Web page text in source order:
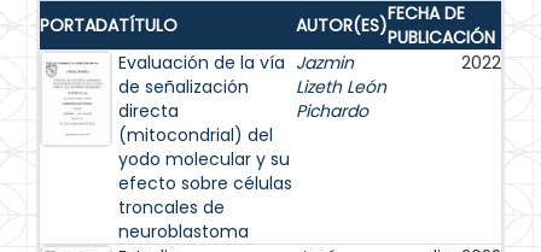
PORTADATÍTULO AUTOR(ES)FECHA DE
PUBLICACIÓN
Evaluación de la vía
de señalización
directa
(mitocondrial) del
yodo molecular y su
efecto sobre células
troncales de
neuroblastoma
Jazmin
Lizeth León
Pichardo
2022